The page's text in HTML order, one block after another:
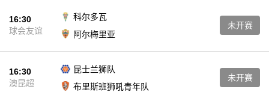
16:30
球会友谊
科尔多瓦
阿尔梅里亚
未开赛
16:30
澳昆超
昆士兰狮队
布里斯班狮吼青年队
未开赛